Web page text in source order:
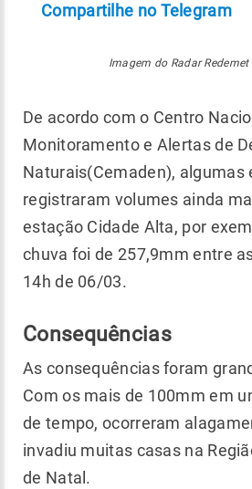
Compartilhe no Telegram
Imagem do Radar
De acordo com o Centro
Monitoramento e Alertas de
Naturais(Cemaden), algumas
registraram volumes ainda
estação Cidade Alta, por
chuva foi de 257,9mm entre
14h de 06/03.
Consequências
As consequências foram
Com os mais de 100mm em
de tempo, ocorreram
invadiu muitas casas na
de Natal.